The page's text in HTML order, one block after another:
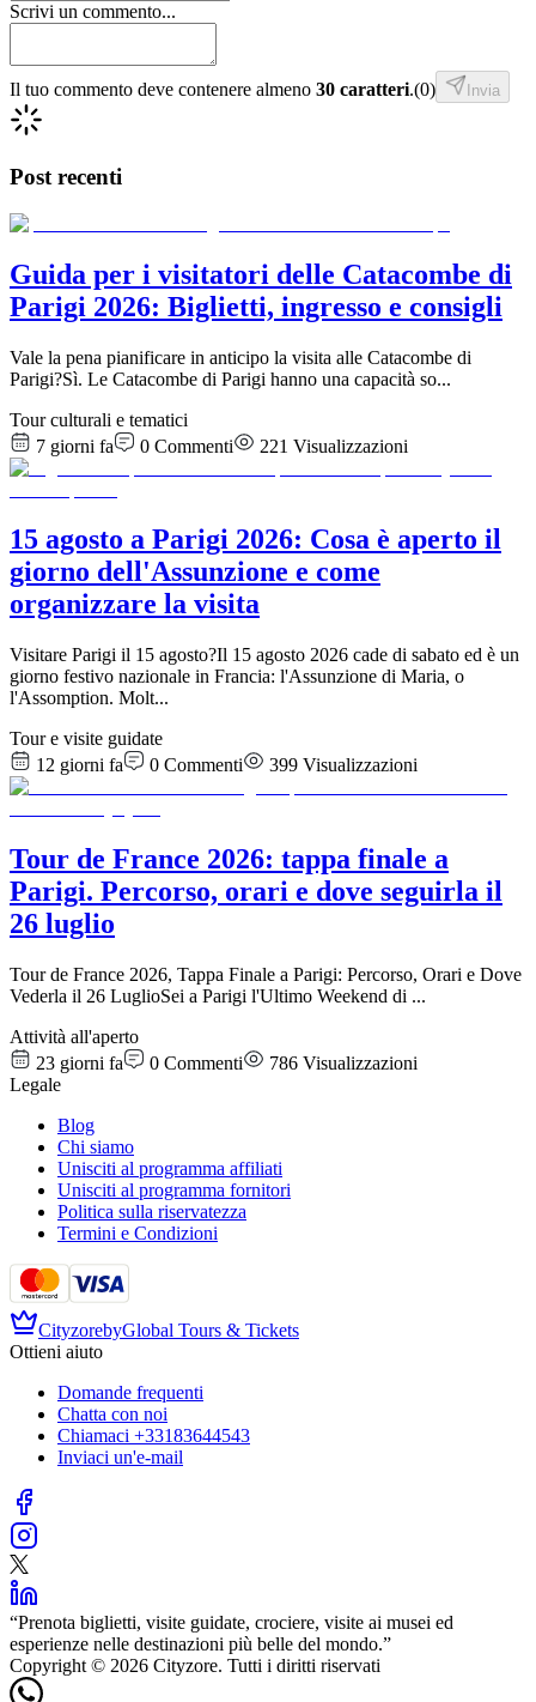
Scrivi un commento...
Il tuo commento deve contenere almeno 30 caratteri.(0) Invia
Post recenti
Guida per i visitatori delle Catacombe di
Parigi 2026: Biglietti, ingresso e consigli
Vale la pena pianificare in anticipo la visita alle Catacombe di
Parigi?Sì. Le Catacombe di Parigi hanno una capacità so...
Tour culturali e tematici
7 giorni fa
0 Commenti 221 Visualizzazioni
15 agosto a Parigi 2026: Cosa è aperto il
giorno dell'Assunzione e come
organizzare la visita
Visitare Parigi il 15 agosto?Il 15 agosto 2026 cade di sabato ed è un
giorno festivo nazionale in Francia: l'Assunzione di Maria, o
l'Assomption. Molt...
Tour e visite guidate
12 giorni fa
0 Commenti 399 Visualizzazioni
Tour de France 2026: tappa finale a
Parigi. Percorso, orari e dove seguirla il
26 luglio
Tour de France 2026, Tappa Finale a Parigi: Percorso, Orari e Dove
Vederla il 26 LuglioSei a Parigi l'Ultimo Weekend di ...
Attività all'aperto
23 giorni fa
0 Commenti 786 Visualizzazioni
Legale
Blog
Chi siamo
Unisciti al programma affiliati
Unisciti al programma fornitori
Politica sulla riservatezza
Termini e Condizioni
CityzorebyGlobal Tours & Tickets
Ottieni aiuto
Domande frequenti
Chatta con noi
Chiamaci +33183644543
Inviaci un'e-mail
“Prenota biglietti, visite guidate, crociere, visite ai musei ed
esperienze nelle destinazioni più belle del mondo.”
Copyright © 2026 Cityzore. Tutti i diritti riservati